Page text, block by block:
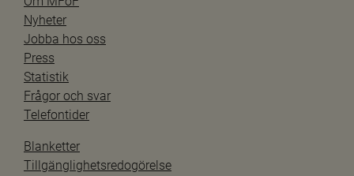
Nyheter
Jobba hos oss
Press
Statistik
Frågor och svar
Telefontider
Blanketter
Tillgänglighetsredogörelse